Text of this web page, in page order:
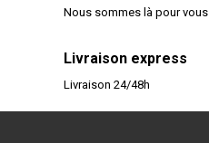
Nous sommes là pour vous
Livraison express
Livraison 24/48h